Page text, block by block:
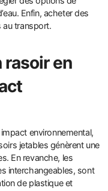
Enfin, acheter des
au transport.
en
environnemental,
jetables génèrent une
En revanche, les
interchangeables, sont
de plastique et